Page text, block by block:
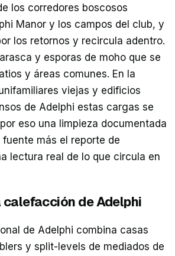
los corredores boscosos
Manor y los campos del club, y
los retornos y recircula adentro.
y esporas de moho que se
y áreas comunes. En la
viejas y edificios
de Adelphi estas cargas se
eso una limpieza documentada
más el reporte de
lectura real de lo que circula en
calefacción deAdelphi
de Adelphi combina casas
y split-levels de mediados de